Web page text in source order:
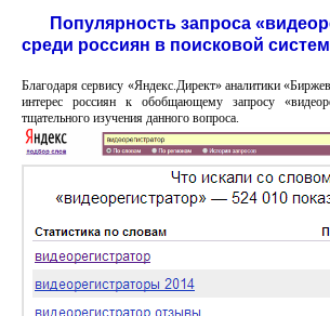
Популярность запроса
среди россиян в поисковой
Благодаря сервису «Яндекс.Директ» аналитики
интерес россиян к обобщающему запросу
тщательного изучения данного вопроса.